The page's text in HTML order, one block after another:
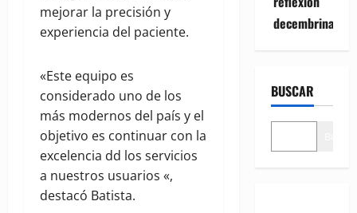
mejorar la precisión y
experiencia del paciente.
«Este equipo es
considerado uno de los
más modernos del país y el
objetivo es continuar con la
excelencia dd los servicios
a nuestros usuarios «,
destacó Batista.
decembrina
BUSCAR